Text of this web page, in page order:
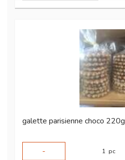
galette parisienne choco 220g
-
1 pc